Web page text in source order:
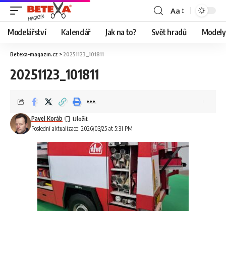
Aa
Modelářství Kalendář Jak na to? Svět hradů
Betexa-magazin.cz > 20251123_101811
20251123_101811
Poslední aktualizace: 2026/03/25 at 5:31 PM
Pavel Koráb